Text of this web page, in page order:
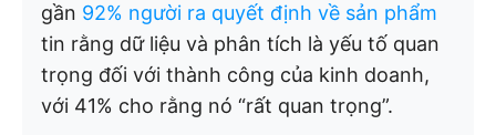
gần 92% người ra quyết định về sản phẩm
tin rằng dữ liệu và phân tích là yếu tố quan
trọng đối với thành công của kinh doanh,
với 41% cho rằng nó “rất quan trọng”.